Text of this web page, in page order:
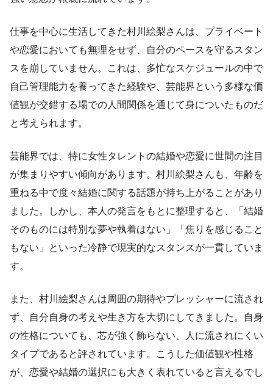
仕事を中心に生活してきた村川絵梨さんは、プライベート
や恋愛においても無理をせず、自分のペースを守るスタン
スを崩していません。これは、多忙なスケジュールの中で
自己管理能力を養ってきた経験や、芸能界という多様な価
値観が交錯する場での人間関係を通じて身についたものだ
と考えられます。
芸能界では、特に女性タレントの結婚や恋愛に世間の注目
が集まりやすい傾向があります。村川絵梨さんも、年齢を
重ねる中で度々結婚に関する話題が持ち上がることがあり
ました。しかし、本人の発言をもとに整理すると、「結婚
そのものには特別な夢や執着はない」「焦りを感じること
もない」といった冷静で現実的なスタンスが一貫していま
す。
また、村川絵梨さんは周囲の期待やプレッシャーに流され
ず、自分自身の考えや生き方を大切にしてきました。自身
の性格についても、芯が強く飾らない、人に流されにくい
タイプであると評されています。こうした価値観や性格
が、恋愛や結婚の選択にも大きく表れていると言えるでし